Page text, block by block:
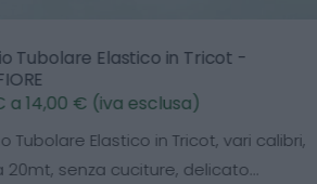
Elastico in Tricot -
€ (iva esclusa)
Elastico in Tricot, vari calibri,
cuciture, delicato...